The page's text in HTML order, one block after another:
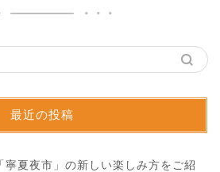
最近の投稿
寧夏夜市」の新しい楽しみ方をご紹